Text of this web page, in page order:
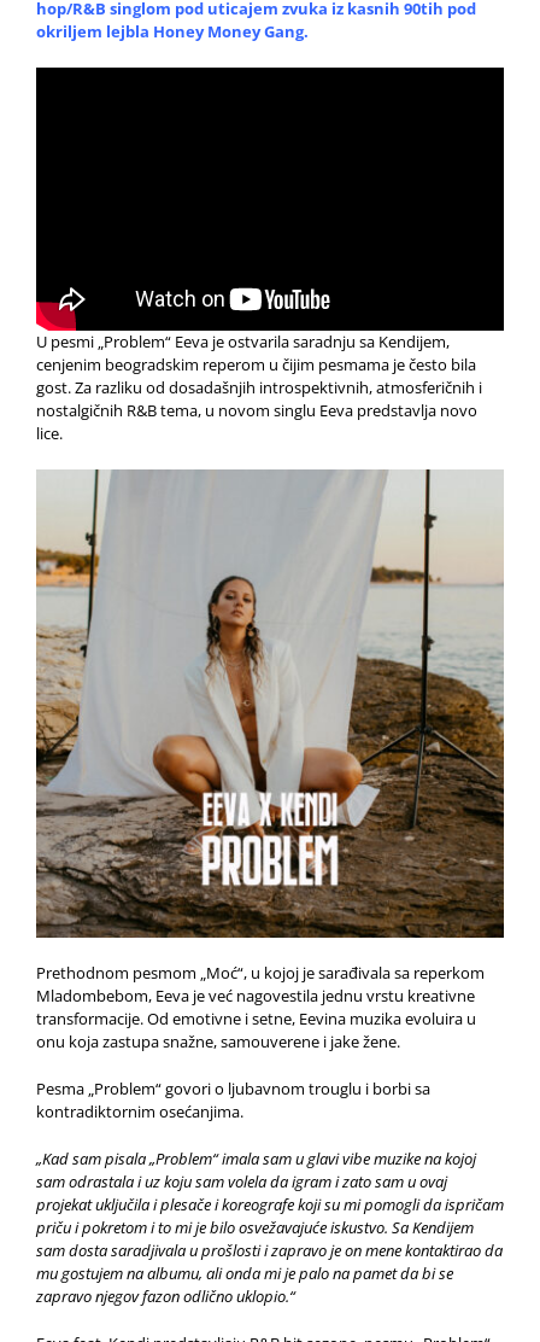
hop/R&B singlom pod uticajem zvuka iz kasnih 90tih pod
okriljem lejbla Honey Money Gang.
U pesmi „Problem“ Eeva je ostvarila saradnju sa Kendijem,
cenjenim beogradskim reperom u čijim pesmama je često bila
gost. Za razliku od dosadašnjih introspektivnih, atmosferičnih i
nostalgičnih R&B tema, u novom singlu Eeva predstavlja novo
lice.
Prethodnom pesmom „Moć“, u kojoj je sarađivala sa reperkom
Mladombebom, Eeva je već nagovestila jednu vrstu kreativne
transformacije. Od emotivne i setne, Eevina muzika evoluira u
onu koja zastupa snažne, samouverene i jake žene.
Pesma „Problem“ govori o ljubavnom trouglu i borbi sa
kontradiktornim osećanjima.
„Kad sam pisala „Problem“ imala sam u glavi vibe muzike na kojoj
sam odrastala i uz koju sam volela da igram i zato sam u ovaj
projekat uključila i plesače i koreografe koji su mi pomogli da ispričam
priču i pokretom i to mi je bilo osvežavajuće iskustvo. Sa Kendijem
sam dosta saradjivala u prošlosti i zapravo je on mene kontaktirao da
mu gostujem na albumu, ali onda mi je palo na pamet da bi se
zapravo njegov fazon odlično uklopio.“